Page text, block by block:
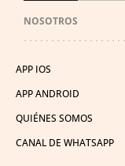
NOSOTROS
APP IOS
APP ANDROID
QUIÉNES SOMOS
CANAL DE WHATSAPP